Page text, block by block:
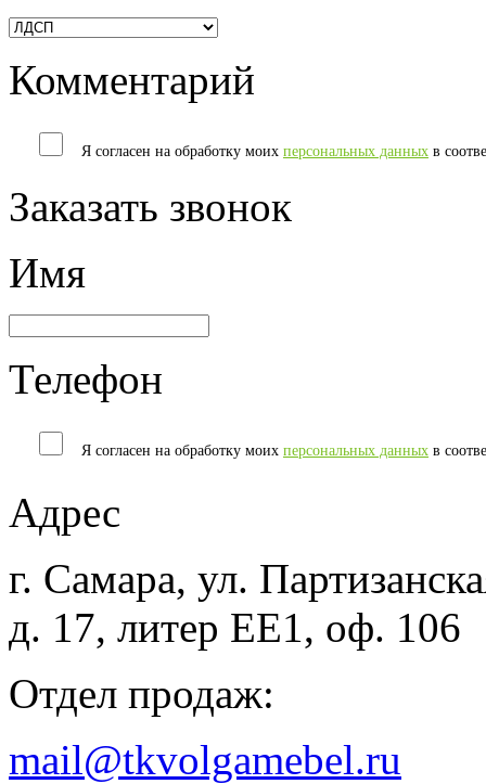
Комментарий
Я согласен на обработку моих персональных данных в
Заказать звонок
Имя
Телефон
Я согласен на обработку моих персональных данных в
Адрес
г. Самара, ул.
д. 17, литер ЕЕ1, оф. 106
Отдел продаж:
mail@tkvolgamebel.ru